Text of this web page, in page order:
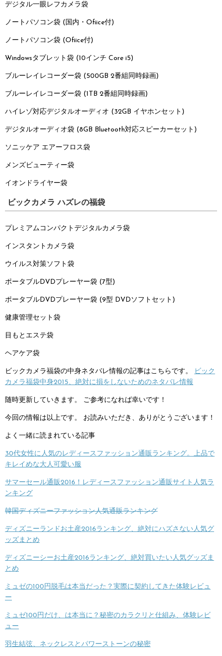
デジタル一眼レフカメラ袋
ノートパソコン袋 (国内・Ofiice付)
ノートパソコン袋 (Ofiice付)
Windowsタブレット袋 (10インチ Core i5)
ブルーレイレコーダー袋 (500GB 2番組同時録画)
ブルーレイレコーダー袋 (1TB 2番組同時録画)
ハイレゾ対応デジタルオーディオ (32GB イヤホンセット)
デジタルオーディオ袋 (8GB Bluetooth対応スピーカーセット)
ソニッケア エアーフロス袋
メンズビューティー袋
イオンドライヤー袋
ビックカメラ ハズレの福袋
プレミアムコンパクトデジタルカメラ袋
インスタントカメラ袋
ウイルス対策ソフト袋
ポータブルDVDプレーヤー袋 (7型)
ポータブルDVDプレーヤー袋 (9型 DVDソフトセット)
健康管理セット袋
目もとエステ袋
ヘアケア袋
ビックカメラ福袋の中身ネタバレ情報の記事はこちらです。
ビック
カメラ福袋中身2015、絶対に損をしないためのネタバレ情報
随時更新していきます。 ご参考になれば幸いです！
今回の情報は以上です。 お読みいただき、ありがとうございます！
よく一緒に読まれている記事
30代女性に人気のレディースファッション通販ランキング。上品で
キレイめな大人可愛い服
サマーセール通販2016！レディースファッション通販サイト人気ラ
ンキング
韓国ディズニーファッション人気通販ランキング
ディズニーランドお土産2016ランキング、絶対にハズさない人気グ
ッズまとめ
ディズニーシーお土産2016ランキング、絶対買いたい人気グッズま
とめ
ミュゼの100円脱毛は本当だった？実際に契約してきた体験レビュ
ー
ミュゼ100円だけ、は本当に？秘密のカラクリと仕組み、体験レビ
ュー
羽生結弦、ネックレスとパワーストーンの秘密